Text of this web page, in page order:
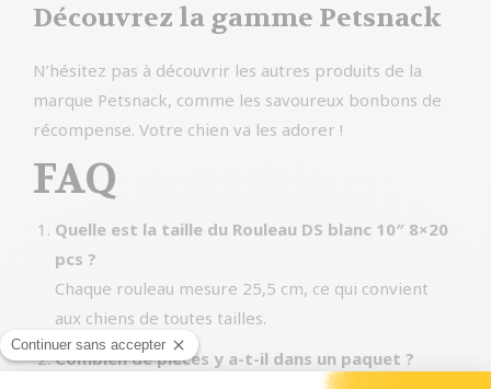
Découvrez la gamme Petsnack
N’hésitez pas à découvrir les autres produits de la
marque Petsnack, comme les savoureux bonbons de
récompense. Votre chien va les adorer !
FAQ
Quelle est la taille du Rouleau DS blanc 10″ 8×20
pcs ?
Chaque rouleau mesure 25,5 cm, ce qui convient
aux chiens de toutes tailles.
Combien de pièces y a-t-il dans un paquet ?